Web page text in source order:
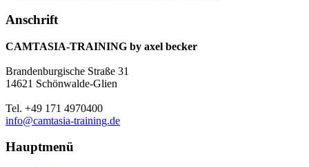
Anschrift
CAMTASIA-TRAINING by axel becker
Brandenburgische Straße 31
14621 Schönwalde-Glien
Tel. +49 171 4970400
info@camtasia-training.de
Hauptmenü